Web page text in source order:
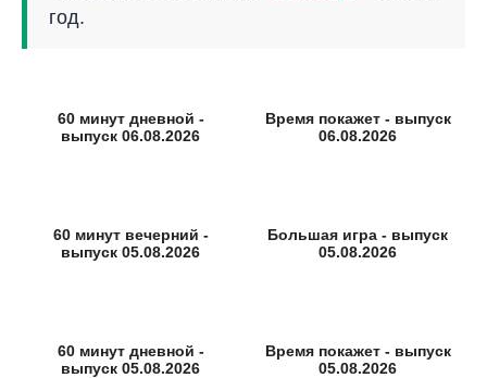
год.
60 минут дневной -
выпуск 06.08.2026
Время покажет - выпуск
06.08.2026
60 минут вечерний -
выпуск 05.08.2026
Большая игра - выпуск
05.08.2026
60 минут дневной -
выпуск 05.08.2026
Время покажет - выпуск
05.08.2026